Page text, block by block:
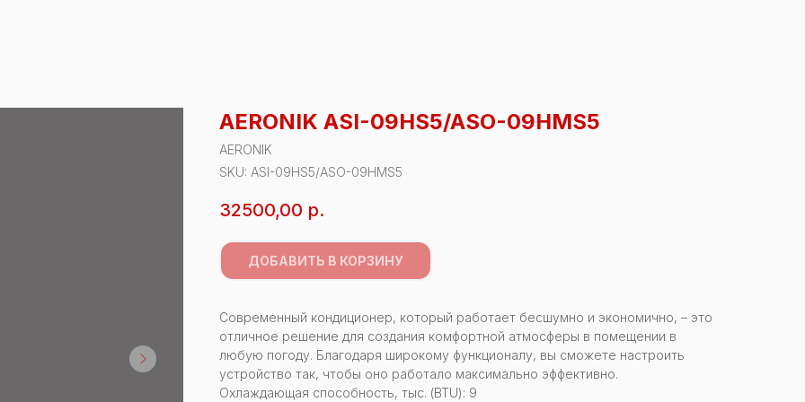
AERONIK ASI-09HS5/ASO-09HMS5
AERONIK
SKU: ASI-09HS5/ASO-09HMS5
32500,00 р.
ДОБАВИТЬ В КОРЗИНУ
Современный кондиционер, который работает бесшумно и экономично, – это
отличное решение для создания комфортной атмосферы в помещении в
любую погоду. Благодаря широкому функционалу, вы сможете настроить
устройство так, чтобы оно работало максимально эффективно.
Охлаждающая способность, тыс. (BTU): 9